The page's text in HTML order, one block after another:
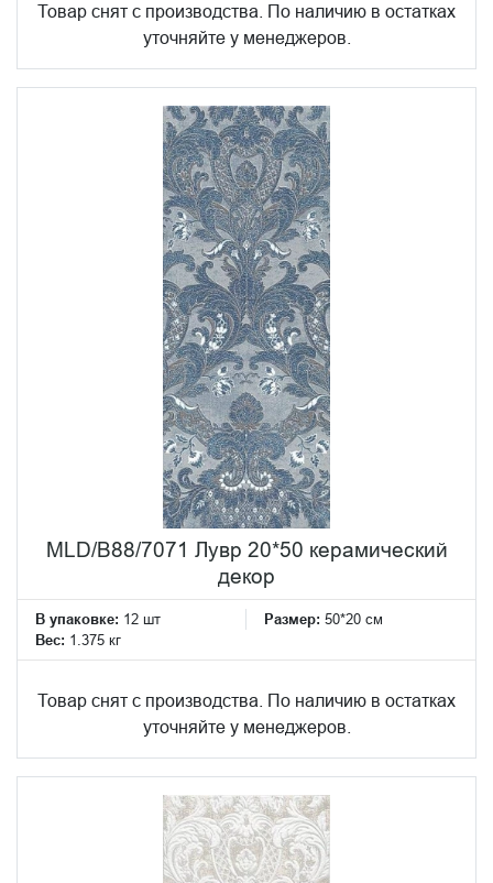
Товар снят с производства. По наличию в остатках
уточняйте у менеджеров.
MLD/B88/7071 Лувр 20*50 керамический
декор
В упаковке: 12 шт Размер: 50*20 см
Вес: 1.375 кг
Товар снят с производства. По наличию в остатках
уточняйте у менеджеров.